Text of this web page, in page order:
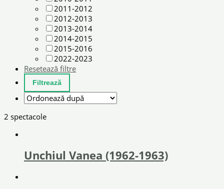
2011-2012
2012-2013
2013-2014
2014-2015
2015-2016
2022-2023
Resetează filtre
2 spectacole
Unchiul Vanea (1962-1963)